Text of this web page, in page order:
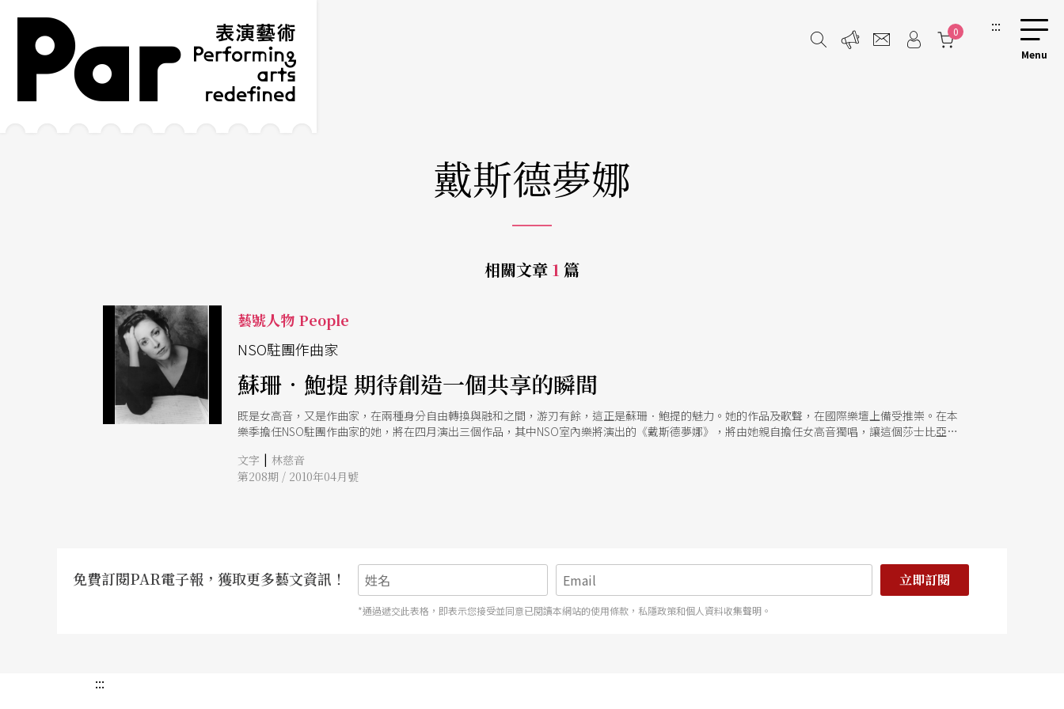
跳到主要內容區塊
網站導覽
0 :::
戴斯德夢娜
相關文章 1 篇
藝號人物 People
NSO駐團作曲家
蘇珊．鮑提 期待創造一個共享的瞬間
既是女高音，又是作曲家，在兩種身分自由轉換與融和之間，游刃有餘，這正是蘇珊．鮑提的魅力。她的作品及歌聲，在國際樂壇上備受推崇。在本
樂季擔任NSO駐團作曲家的她，將在四月演出三個作品，其中NSO室內樂將演出的《戴斯德夢娜》，將由她親自擔任女高音獨唱，讓這個莎士比亞筆
文字 | 林慈音
第208期 / 2010年04月號
免費訂閱PAR電子報，獲取更多藝文資訊！ 立即訂閱
*通過遞交此表格，即表示您接受並同意已閱讀本網站的使用條款，私隱政策和個人資料收集聲明。
:::